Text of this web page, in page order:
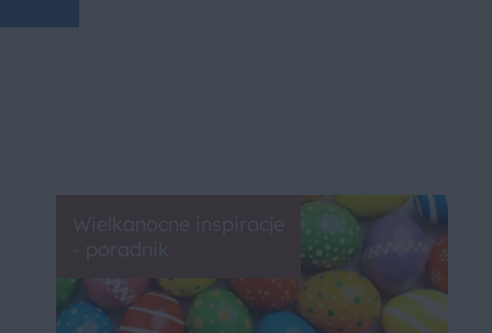
Wielkanocne inspiracje
- poradnik